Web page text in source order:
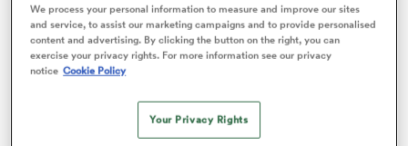
Détails du match
We process your personal information to measure and improve our sites
and service, to assist our marketing campaigns and to provide personalised
content and advertising. By clicking the button on the right, you can
exercise your privacy rights. For more information see our privacy
notice Cookie Policy
Your Privacy Rights